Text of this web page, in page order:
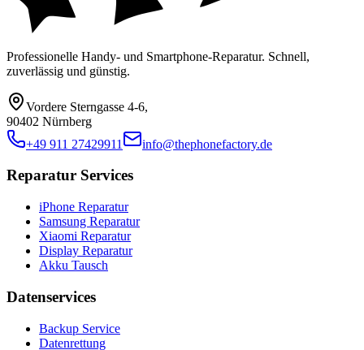
Professionelle Handy- und Smartphone-Reparatur. Schnell,
zuverlässig und günstig.
Vordere Sterngasse 4-6,
90402 Nürnberg
+49 911 27429911
info@thephonefactory.de
Reparatur Services
iPhone Reparatur
Samsung Reparatur
Xiaomi Reparatur
Display Reparatur
Akku Tausch
Datenservices
Backup Service
Datenrettung